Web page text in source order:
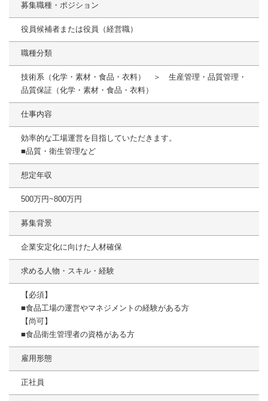
募集職種・ポジション
役員候補者または役員（経営職）
職種分類
技術系（化学・素材・食品・衣料） ＞ 生産管理・品質管理・
品質保証（化学・素材・食品・衣料）
仕事内容
効率的な工場運営を目指していただきます。
■品質・衛生管理など
想定年収
500万円~800万円
募集背景
企業安定化に向けた人材確保
求める人物・スキル・経験
【必須】
■食品工場の運営やマネジメントの経験がある方
【尚可】
■食品衛生管理者の資格がある方
雇用形態
正社員